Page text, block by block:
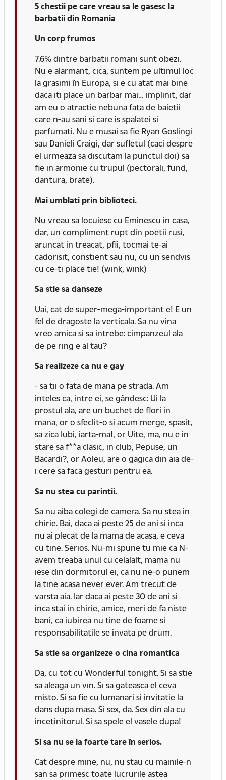
5 chestii pe care vreau sa le gasesc la
barbatii din Romania
Un corp frumos
7.6% dintre barbatii romani sunt obezi.
Nu e alarmant, cica, suntem pe ultimul loc
la grasimi în Europa, si e cu atat mai bine
daca iti place un barbar mai… implinit, dar
am eu o atractie nebuna fata de baietii
care n-au sani si care is spalatei si
parfumati. Nu e musai sa fie Ryan Goslingi
sau Danieli Craigi, dar sufletul (caci despre
el urmeaza sa discutam la punctul doi) sa
fie in armonie cu trupul (pectorali, fund,
dantura, brate).
Mai umblati prin biblioteci.
Nu vreau sa locuiesc cu Eminescu in casa,
dar, un compliment rupt din poetii rusi,
aruncat in treacat, pfii, tocmai te-ai
cadorisit, constient sau nu, cu un sendvis
cu ce-ti place tie! (wink, wink)
Sa stie sa danseze
Uai, cat de super-mega-important e! E un
fel de dragoste la verticala. Sa nu vina
vreo amica si sa intrebe: cimpanzeul ala
de pe ring e al tau?
Sa realizeze ca nu e gay
- sa tii o fata de mana pe strada. Am
inteles ca, intre ei, se gândesc: Ui la
prostul ala, are un buchet de flori in
mana, or o sfeclit-o si acum merge, spasit,
sa zica Iubi, iarta-ma!, or Uite, ma, nu e in
stare sa f**a clasic, in club, Pepuse, un
Bacardi?, or Aoleu, are o gagica din aia de-
i cere sa faca gesturi pentru ea.
Sa nu stea cu parintii.
Sa nu aiba colegi de camera. Sa nu stea in
chirie. Bai, daca ai peste 25 de ani si inca
nu ai plecat de la mama de acasa, e ceva
cu tine. Serios. Nu-mi spune tu mie ca N-
avem treaba unul cu celalalt, mama nu
iese din dormitorul ei, ca nu ne-o punem
la tine acasa never ever. Am trecut de
varsta aia. Iar daca ai peste 30 de ani si
inca stai in chirie, amice, meri de fa niste
bani, ca iubirea nu tine de foame si
responsabilitatile se invata pe drum.
Sa stie sa organizeze o cina romantica
Da, cu tot cu Wonderful tonight. Si sa stie
sa aleaga un vin. Si sa gateasca el ceva
misto. Si sa fie cu lumanari si invitatie la
dans dupa masa. Si sex, da. Sex din ala cu
incetinitorul. Si sa spele el vasele dupa!
Si sa nu se ia foarte tare în serios.
Cat despre mine, nu, nu stau cu mainile-n
san sa primesc toate lucrurile astea